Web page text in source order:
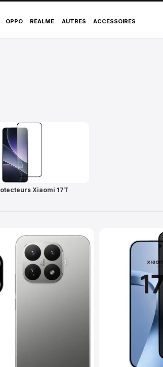
OPPO REALME AUTRES ACCESSOIRES
Xiaomi 17T